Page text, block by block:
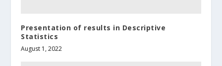
Presentation of results in Descriptive
Statistics
August 1, 2022